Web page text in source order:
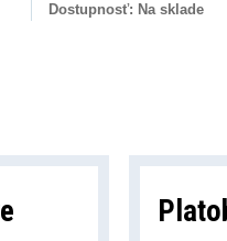
Dostupnosť: Na sklade